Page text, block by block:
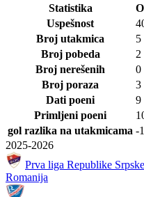
Statistika
Uspešnost
Broj utakmica
5
Broj pobeda
2
Broj nerešenih
0
Broj poraza
3
Dati poeni
9
Primljeni poeni
gol razlika na utakmicama -1
2025-2026
Prva liga Republike
Romanija